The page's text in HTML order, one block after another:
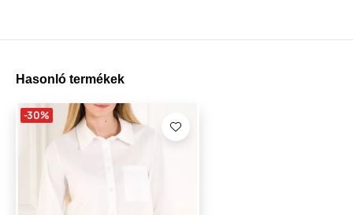
Hasonló termékek
-30%